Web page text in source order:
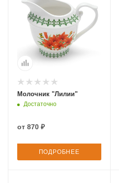
Молочник "Лилии"
Достаточно
от 870 ₽
ПОДРОБНЕЕ